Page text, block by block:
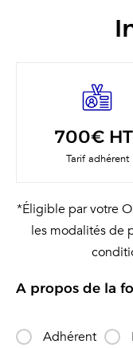
700€
Tarif adhérent
*Éligible par votre
les modalités de
A propos de la
Adhérent